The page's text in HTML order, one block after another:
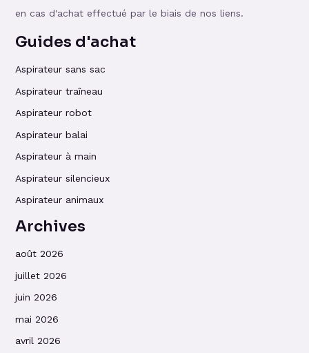
en cas d'achat effectué par le biais de nos liens.
Guides d'achat
Aspirateur sans sac
Aspirateur traîneau
Aspirateur robot
Aspirateur balai
Aspirateur à main
Aspirateur silencieux
Aspirateur animaux
Archives
août 2026
juillet 2026
juin 2026
mai 2026
avril 2026